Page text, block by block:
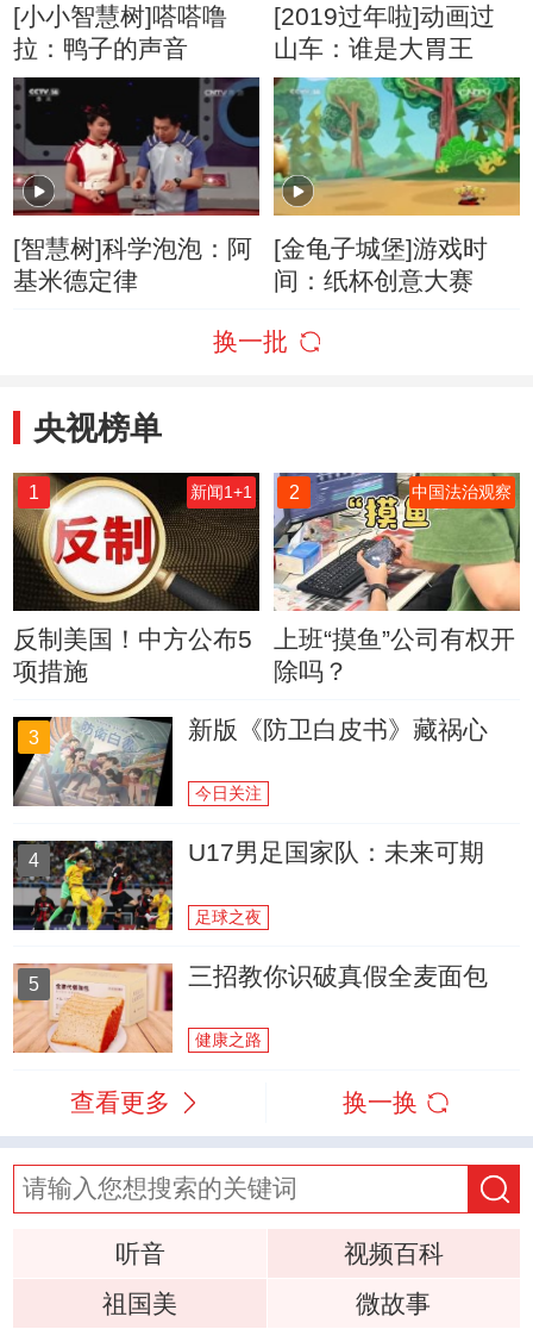
[小小智慧树]嗒嗒噜
拉：鸭子的声音
[2019过年啦]动画过
山车：谁是大胃王
[智慧树]科学泡泡：阿
基米德定律
[金龟子城堡]游戏时
间：纸杯创意大赛
换一批
央视榜单
1 新闻1+1
反制美国！中方公布5
项措施
2 中国法治观察
上班“摸鱼”公司有权开
除吗？
3 新版《防卫白皮书》藏祸心
今日关注
4 U17男足国家队：未来可期
足球之夜
5 三招教你识破真假全麦面包
健康之路
查看更多 换一换
听音
视频百科
祖国美
微故事